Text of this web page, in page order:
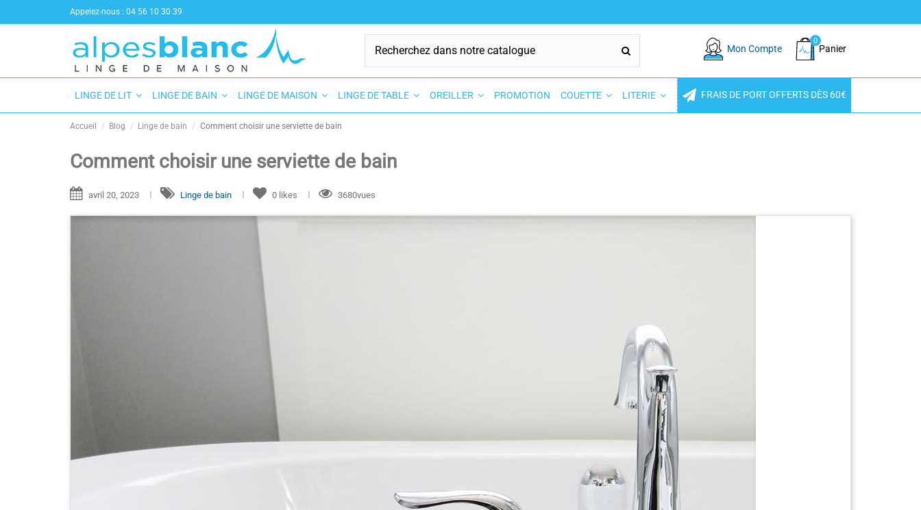
Appelez-nous : 04 56 10 30 39
Mon Compte
0
Panier
LINGE DE LIT LINGE DE BAIN LINGE DE MAISON LINGE DE TABLE OREILLER PROMOTION COUETTE LITERIE FRAIS DE PORT OFFERTS DÈS 60€
Accueil Blog Linge de bain Comment choisir une serviette de bain
Comment choisir une serviette de bain
avril 20, 2023 Linge de bain 0 likes 3680vues